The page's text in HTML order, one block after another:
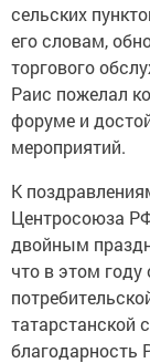
сельских
его словам,
торгового
Раис пожелал
форуме и
мероприятий.
К
Центросоюза
двойным
что в этом году
татарстанской
благодарность